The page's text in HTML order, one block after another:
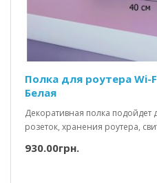
Полка для роутера Wi-
Белая
Декоративная полка подойдет
розеток, хранения роутера,
930.00грн.